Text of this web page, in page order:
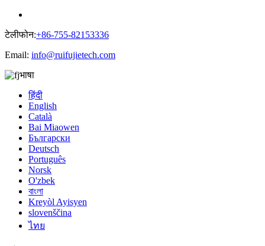
टेलीफोन:+86-755-82153336
Email: info@ruifujietech.com
भाषा
हिंदी
English
Català
Bai Miaowen
Български
Deutsch
Português
Norsk
O'zbek
বাংলা
Kreyòl Ayisyen
slovenščina
ไทย